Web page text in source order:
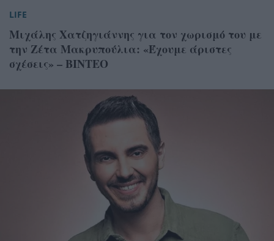
LIFE
Μιχάλης Χατζηγιάννης για τον χωρισμό του με
την Ζέτα Μακρυπούλια: «Έχουμε άριστες
σχέσεις» – ΒΙΝΤΕΟ